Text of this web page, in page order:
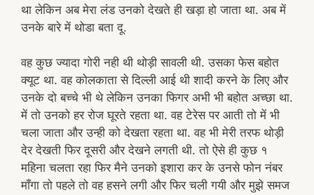
था लेकिन अब मेरा लंड उनको देखते ही खड़ा हो जाता था. अब में
उनके बारे में थोडा बता दू.
वह कुछ ज्यादा गोरी नही थी थोड़ी सावली थी. उसका फेस बहोत
क्यूट था. वह कोलकाता से दिल्ली आई थी शादी करने के लिए और
उनके दो बच्चे भी थे लेकिन उनका फिगर अभी भी बहोत अच्छा था.
में तो उनको हर रोज घूरते रहता था. वह टेरेस पर आती तो में भी
चला जाता और उन्ही को देखता रहता था. वह भी मेरी तरफ थोड़ी
देर देखती फिर दूसरी और देखने लगती थी. तो ऐसे ही कुछ १
महिना चलता रहा फिर मैने उनको इशारा कर के उनसे फोन नंबर
माँगा तो पहले तो वह हसने लगी और फिर चली गयी और मुझे समज